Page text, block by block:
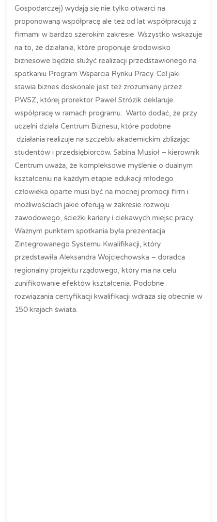
Gospodarczej) wydają się nie tylko otwarci na
proponowaną współpracę ale też od lat współpracują z
firmami w bardzo szerokim zakresie. Wszystko wskazuje
na to, że działania, które proponuje środowisko
biznesowe będzie służyć realizacji przedstawionego na
spotkaniu Program Wsparcia Rynku Pracy. Cel jaki
stawia biznes doskonale jest też zrozumiany przez
PWSZ, której prorektor Paweł Strózik deklaruje
współpracę w ramach programu. Warto dodać, że przy
uczelni działa Centrum Biznesu, które podobne
działania realizuje na szczeblu akademickim zbliżając
studentów i przedsiębiorców. Sabina Musioł – kierownik
Centrum uważa, że kompleksowe myślenie o dualnym
kształceniu na każdym etapie edukacji młodego
człowieka oparte musi być na mocnej promocji firm i
możliwościach jakie oferują w zakresie rozwoju
zawodowego, ścieżki kariery i ciekawych miejsc pracy.
Ważnym punktem spotkania była prezentacja
Zintegrowanego Systemu Kwalifikacji, który
przedstawiła Aleksandra Wojciechowska – doradca
regionalny projektu rządowego, który ma na celu
zunifikowanie efektów kształcenia. Podobne
rozwiązania certyfikacji kwalifikacji wdraża się obecnie w
150 krajach świata.